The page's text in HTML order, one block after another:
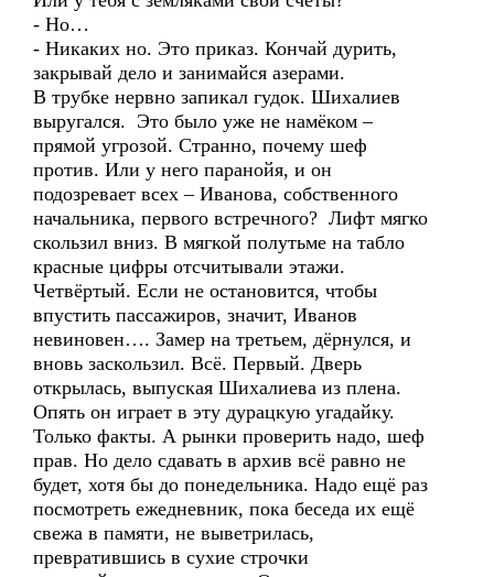
- Но…
- Никаких но. Это приказ. Кончай дурить,
закрывай дело и занимайся азерами.
В трубке нервно запикал гудок. Шихалиев
выругался. Это было уже не намёком –
прямой угрозой. Странно, почему шеф
против. Или у него паранойя, и он
подозревает всех – Иванова, собственного
начальника, первого встречного? Лифт мягко
скользил вниз. В мягкой полутьме на табло
красные цифры отсчитывали этажи.
Четвёртый. Если не остановится, чтобы
впустить пассажиров, значит, Иванов
невиновен…. Замер на третьем, дёрнулся, и
вновь заскользил. Всё. Первый. Дверь
открылась, выпуская Шихалиева из плена.
Опять он играет в эту дурацкую угадайку.
Только факты. А рынки проверить надо, шеф
прав. Но дело сдавать в архив всё равно не
будет, хотя бы до понедельника. Надо ещё раз
посмотреть ежедневник, пока беседа их ещё
свежа в памяти, не выветрилась,
превратившись в сухие строчки